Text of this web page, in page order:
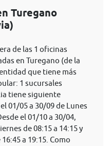
Turegano
de las 1 oficinas
en Turegano (de la
que tiene más
1 sucursales
tiene siguiente
01/05 a 30/09 de Lunes
el 01/10 a 30/04,
de 08:15 a 14:15 y
a 19:15. Como